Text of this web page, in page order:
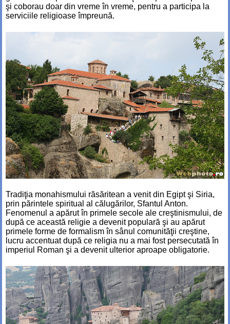
şi coborau doar din vreme în vreme, pentru a participa la
serviciile religioase împreună.
Tradiţia monahismului răsăritean a venit din Egipt şi Siria,
prin părintele spiritual al călugărilor, Sfantul Anton.
Fenomenul a apărut în primele secole ale creştinismului, de
după ce această religie a devenit populară şi au apărut
primele forme de formalism în sânul comunităţii creştine,
lucru accentuat după ce religia nu a mai fost persecutată în
imperiul Roman şi a devenit ulterior aproape obligatorie.